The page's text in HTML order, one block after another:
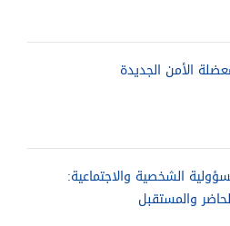
الأمن الجديدة
الشخصية والاجتماعية:
والمستقبل